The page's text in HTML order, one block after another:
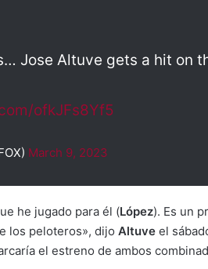
Jose Altuve gets a hit on
ofkJFs8Yf5
March 9, 2023
he jugado para él (López). Es un
los peloteros», dijo Altuve el
el estreno de ambos